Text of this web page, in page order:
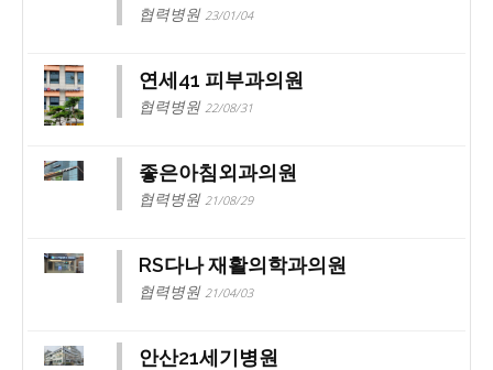
협력병원 23/01/04
연세41 피부과의원
협력병원 22/08/31
좋은아침외과의원
협력병원 21/08/29
RS다나 재활의학과의원
협력병원 21/04/03
안산21세기병원